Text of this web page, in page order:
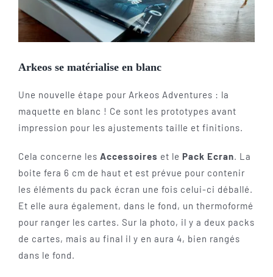
Arkeos se matérialise en blanc
Une nouvelle étape pour Arkeos Adventures : la
maquette en blanc ! Ce sont les prototypes avant
impression pour les ajustements taille et finitions.
Cela concerne les Accessoires et le Pack Ecran. La
boite fera 6 cm de haut et est prévue pour contenir
les éléments du pack écran une fois celui-ci déballé.
Et elle aura également, dans le fond, un thermoformé
pour ranger les cartes. Sur la photo, il y a deux packs
de cartes, mais au final il y en aura 4, bien rangés
dans le fond.